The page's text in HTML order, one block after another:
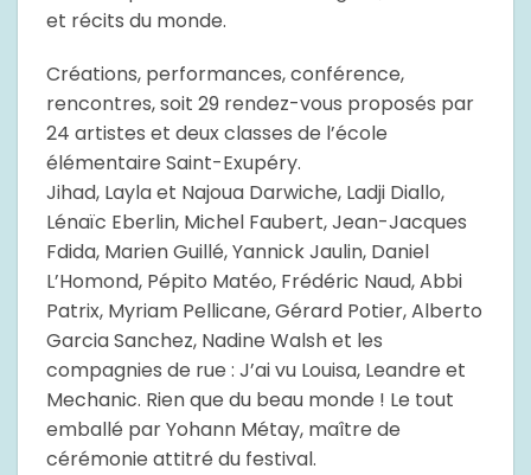
et récits du monde.
Créations, performances, conférence,
rencontres, soit 29 rendez-vous proposés par
24 artistes et deux classes de l’école
élémentaire Saint-Exupéry.
Jihad, Layla et Najoua Darwiche, Ladji Diallo,
Lénaïc Eberlin, Michel Faubert, Jean-Jacques
Fdida, Marien Guillé, Yannick Jaulin, Daniel
L’Homond, Pépito Matéo, Frédéric Naud, Abbi
Patrix, Myriam Pellicane, Gérard Potier, Alberto
Garcia Sanchez, Nadine Walsh et les
compagnies de rue : J’ai vu Louisa, Leandre et
Mechanic. Rien que du beau monde ! Le tout
emballé par Yohann Métay, maître de
cérémonie attitré du festival.